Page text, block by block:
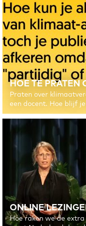
HOE TE PRATEN
Praten over
een docent. Hoe blijf
ONLINE
Hoe raken we de